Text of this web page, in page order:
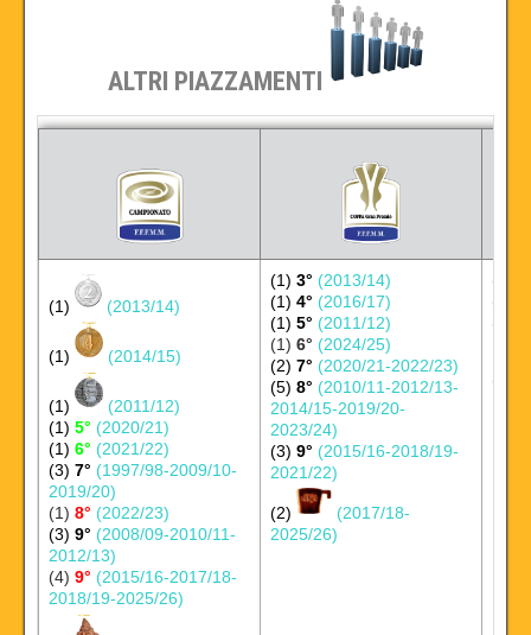
ALTRI PIAZZAMENTI
(1) (2013/14)
(1) (2014/15)
(1)
(2011/12)
(1) 5° (2020/21)
(1) 6° (2021/22)
(3) 7° (1997/98-2009/10-
2019/20)
(1) 8° (2022/23)
(3) 9° (2008/09-2010/11-
2012/13)
(4) 9° (2015/16-2017/18-
2018/19-2025/26)
(1) 3° (2013/14)
(1) 4° (2016/17)
(1) 5° (2011/12)
(1) 6° (2024/25)
(2) 7° (2020/21-2022/23)
(5) 8° (2010/11-2012/13-
2014/15-2019/20-
2023/24)
(3) 9° (2015/16-2018/19-
2021/22)
(2)
(2017/18-
2025/26)
(1)
(1)
(1)
(1)